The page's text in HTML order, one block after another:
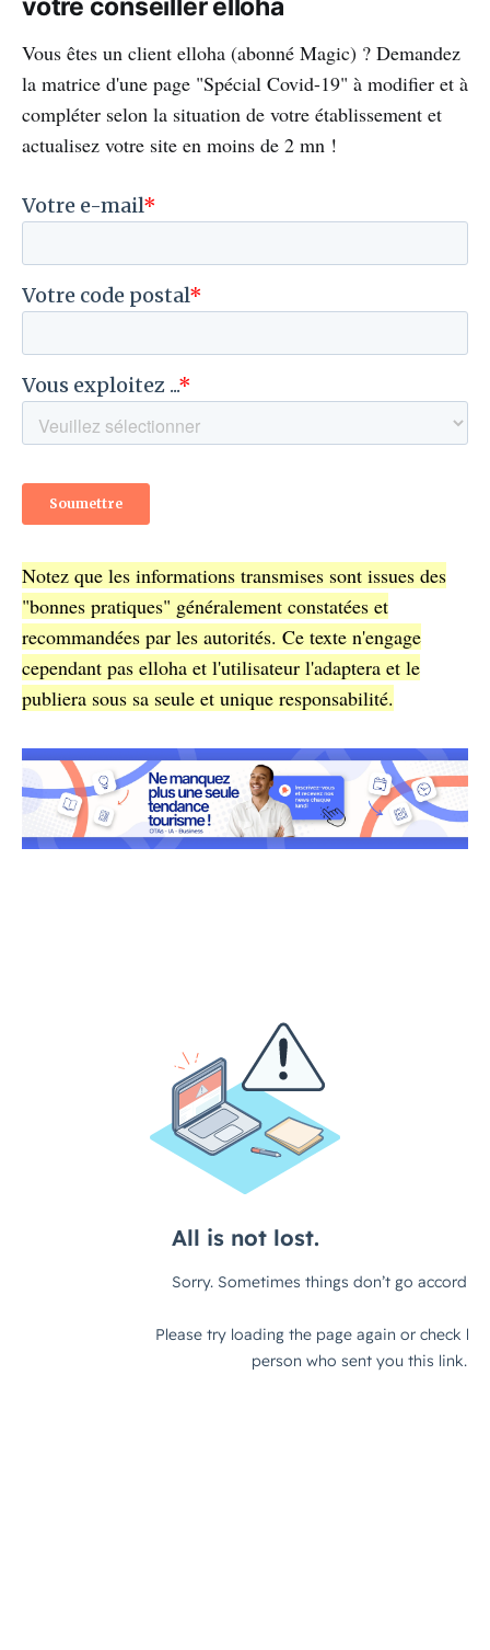
votre conseiller elloha
Vous êtes un client elloha (abonné Magic) ? Demandez
la matrice d'une page "Spécial Covid-19" à modifier et à
compléter selon la situation de votre établissement et
actualisez votre site en moins de 2 mn !
Notez que les informations transmises sont issues des
"bonnes pratiques" généralement constatées et
recommandées par les autorités. Ce texte n'engage
cependant pas elloha et l'utilisateur l'adaptera et le
publiera sous sa seule et unique responsabilité.